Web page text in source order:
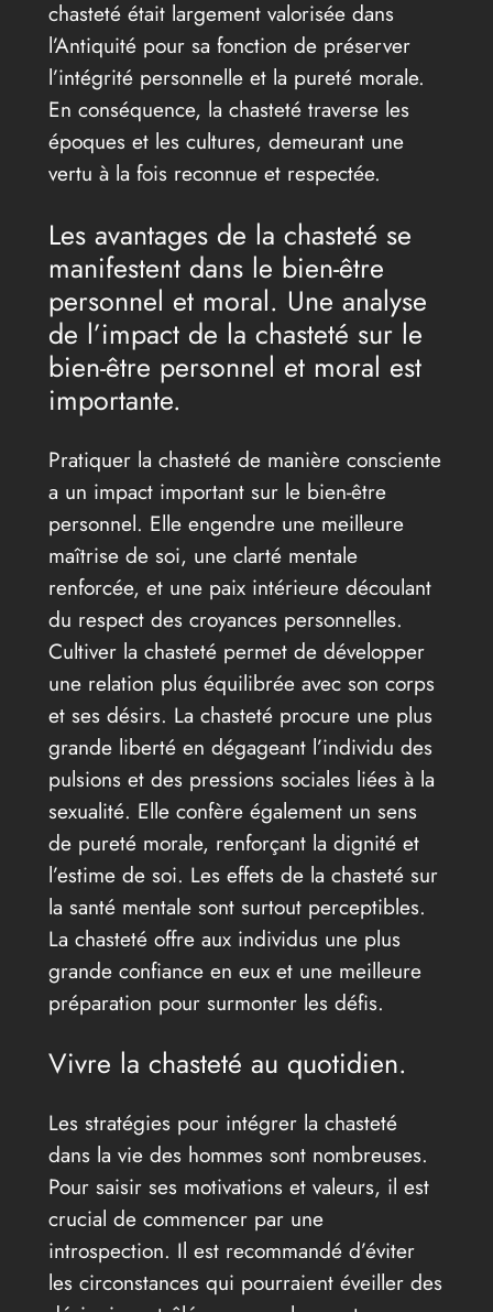
chasteté était largement valorisée dans
l’Antiquité pour sa fonction de préserver
l’intégrité personnelle et la pureté morale.
En conséquence, la chasteté traverse les
époques et les cultures, demeurant une
vertu à la fois reconnue et respectée.
Les avantages de la chasteté se
manifestent dans le bien-être
personnel et moral. Une analyse
de l’impact de la chasteté sur le
bien-être personnel et moral est
importante.
Pratiquer la chasteté de manière consciente
a un impact important sur le bien-être
personnel. Elle engendre une meilleure
maîtrise de soi, une clarté mentale
renforcée, et une paix intérieure découlant
du respect des croyances personnelles.
Cultiver la chasteté permet de développer
une relation plus équilibrée avec son corps
et ses désirs. La chasteté procure une plus
grande liberté en dégageant l’individu des
pulsions et des pressions sociales liées à la
sexualité. Elle confère également un sens
de pureté morale, renforçant la dignité et
l’estime de soi. Les effets de la chasteté sur
la santé mentale sont surtout perceptibles.
La chasteté offre aux individus une plus
grande confiance en eux et une meilleure
préparation pour surmonter les défis.
Vivre la chasteté au quotidien.
Les stratégies pour intégrer la chasteté
dans la vie des hommes sont nombreuses.
Pour saisir ses motivations et valeurs, il est
crucial de commencer par une
introspection. Il est recommandé d’éviter
les circonstances qui pourraient éveiller des